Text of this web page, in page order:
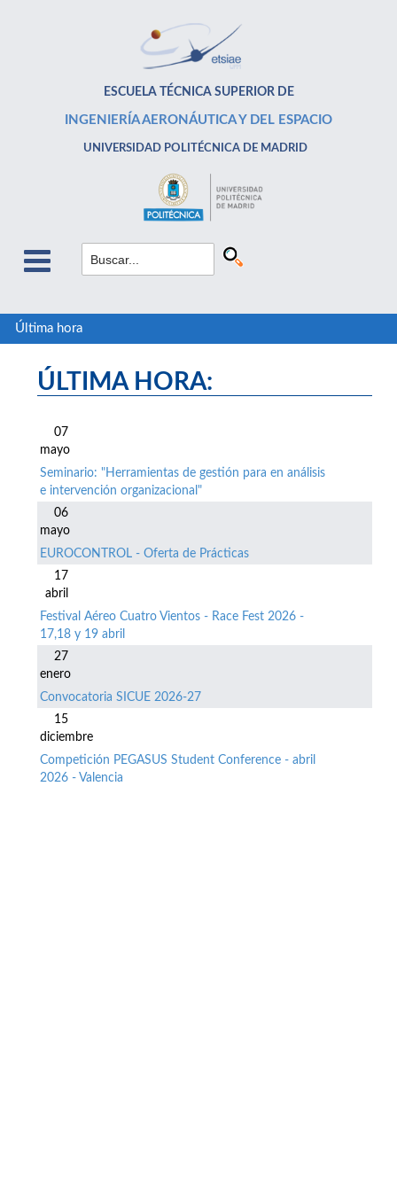
ESCUELA TÉCNICA SUPERIOR DE
INGENIERÍA AERONÁUTICA Y DEL ESPACIO
UNIVERSIDAD POLITÉCNICA DE MADRID
Última hora
ÚLTIMA HORA:
07
mayo
Seminario: "Herramientas de gestión para en análisis
e intervención organizacional"
06
mayo
EUROCONTROL - Oferta de Prácticas
17
abril
Festival Aéreo Cuatro Vientos - Race Fest 2026 -
17,18 y 19 abril
27
enero
Convocatoria SICUE 2026-27
15
diciembre
Competición PEGASUS Student Conference - abril
2026 - Valencia